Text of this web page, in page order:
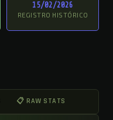
15/02/2026
REGISTRO HISTÓRICO
📋 RAW STATS